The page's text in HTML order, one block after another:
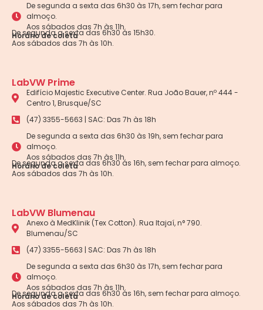
De segunda a sexta das 6h30 às 17h, sem fechar para
almoço.
Aos sábados das 7h às 11h.
Horário de coleta
De segunda a sexta das 6h30 às 15h30.
Aos sábados das 7h às 10h.
LabVW Prime
Edifício Majestic Executive Center. Rua João Bauer, nº 444 -
Centro 1, Brusque/SC
(47) 3355-5663 | SAC: Das 7h às 18h
De segunda a sexta das 6h30 às 19h, sem fechar para
almoço.
Aos sábados das 7h às 11h.
Horário de coleta
De segunda a sexta das 6h30 às 16h, sem fechar para almoço.
Aos sábados das 7h às 10h.
LabVW Blumenau
Anexo à MedKlinik (Tex Cotton). Rua Itajaí, n° 790.
Blumenau/SC
(47) 3355-5663 | SAC: Das 7h às 18h
De segunda a sexta das 6h30 às 17h, sem fechar para
almoço.
Aos sábados das 7h às 11h.
Horário de coleta
De segunda a sexta das 6h30 às 16h, sem fechar para almoço.
Aos sábados das 7h às 10h.